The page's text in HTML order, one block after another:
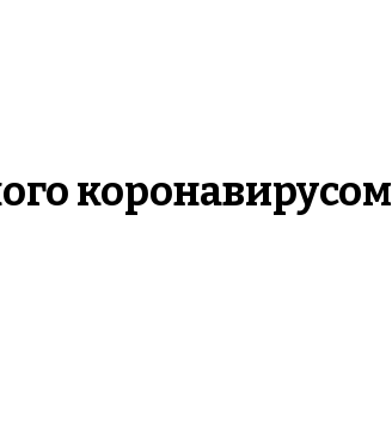
коронавирусом